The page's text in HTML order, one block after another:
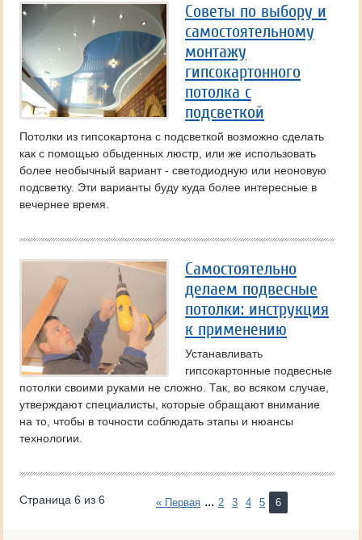
Советы по выбору и
самостоятельному
монтажу
гипсокартонного
потолка с
подсветкой
Потолки из гипсокартона с подсветкой возможно сделать
как с помощью обыденных люстр, или же использовать
более необычный вариант - светодиодную или неоновую
подсветку. Эти варианты буду куда более интересные в
вечернее время.
Самостоятельно
делаем подвесные
потолки: инструкция
к применению
Устанавливать
гипсокартонные подвесные
потолки своими руками не сложно. Так, во всяком случае,
утверждают специалисты, которые обращают внимание
на то, чтобы в точности соблюдать этапы и нюансы
технологии.
Страница 6 из 6 « Первая ... 2 3 4 5 6